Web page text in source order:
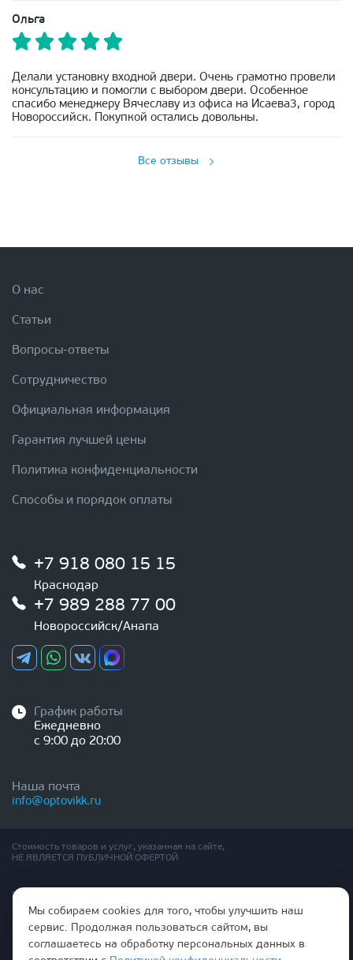
Ольга
Делали установку входной двери. Очень грамотно провели
консультацию и помогли с выбором двери. Особенное
спасибо менеджеру Вячеславу из офиса на Исаева3, город
Новороссийск. Покупкой остались довольны.
Все отзывы
О нас
Статьи
Вопросы-ответы
Сотрудничество
Официальная информация
Гарантия лучшей цены
Политика конфиденциальности
Способы и порядок оплаты
+7 918 080 15 15
Краснодар
+7 989 288 77 00
Новороссийск/Анапа
График работы
Ежедневно
с 9:00 до 20:00
Наша почта
info@optovikk.ru
Стоимость товаров и услуг, указанная на сайте,
НЕ ЯВЛЯЕТСЯ ПУБЛИЧНОЙ ОФЕРТОЙ
Правила эксплутации входных и межкомнатных дверей
Политика обработки персональных данных
Согласие на обработку персональных данных
Мы собираем cookies для того, чтобы улучшить наш
сервис. Продолжая пользоваться сайтом, вы
соглашаетесь на обработку персональных данных в